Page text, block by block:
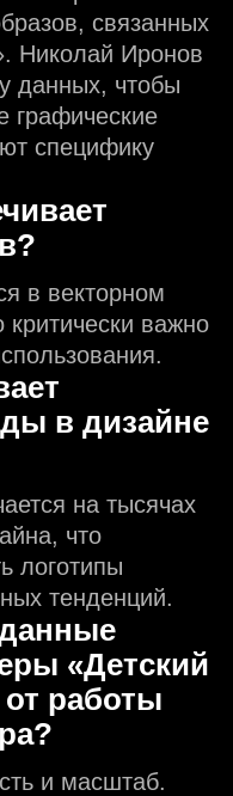
связанных
Николай Иронов
данных, чтобы
графические
специфику
в векторном
важно
в дизайне
на тысячах
что
логотипы
тенденций.
«Детский
работы
и масштаб.